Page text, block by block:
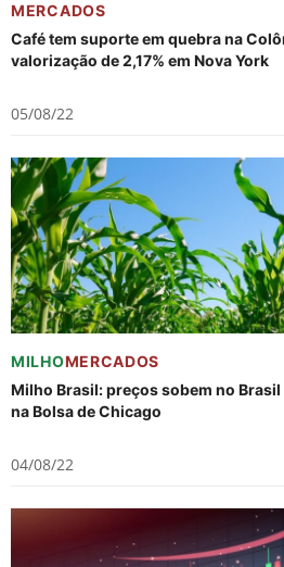
MERCADOS
Café tem suporte em quebra na
valorização de 2,17% em Nova York
05/08/22
MILHOMERCADOS
Milho Brasil: preços sobem no
na Bolsa de Chicago
04/08/22